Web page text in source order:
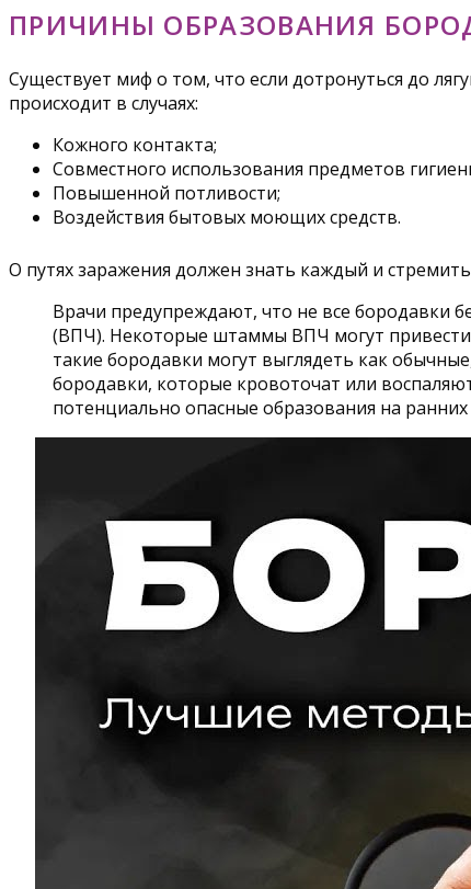
ПРИЧИНЫ ОБРАЗОВАНИЯ
Существует миф о том, что если дотронуться до
происходит в случаях:
Кожного контакта;
Совместного использования предметов
Повышенной потливости;
Воздействия бытовых моющих средств.
О путях заражения должен знать каждый и
Врачи предупреждают, что не все бородавки
(ВПЧ). Некоторые штаммы ВПЧ могут привести
такие бородавки могут выглядеть как
бородавки, которые кровоточат или
потенциально опасные образования на